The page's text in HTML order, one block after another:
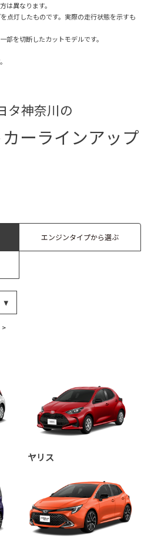
は異なります。
点灯したものです。実際の走行状態を示すも
を切断したカットモデルです。
タ神奈川の
ーラインアップ
エンジンタイプから選ぶ
>
ヤリス